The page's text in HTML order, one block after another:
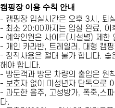
캠핑장 이용 수칙 안내
- 캠핑장 입실시간은 오후 3시, 퇴
- 최소 20:00까지는 입실 완료, 이
- 예약인원은 사이트(시설별) 제한
- 개인 카라반, 트레일러, 대형 캠
- 장작사용은 절대 불가 합니다. 숯
해야 합니다.
- 방문객과 방문 차량의 출입은 원
- 보호자 없이 미성년자 단독으로
- 과도한 음주, 고성방가, 폭죽,스
다.